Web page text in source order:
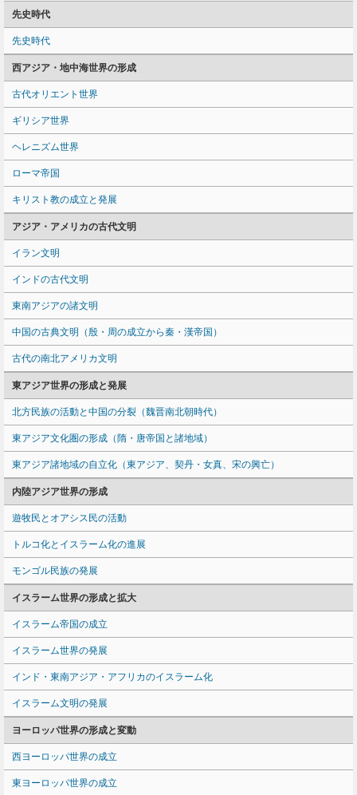
先史時代
先史時代
西アジア・地中海世界の形成
古代オリエント世界
ギリシア世界
ヘレニズム世界
ローマ帝国
キリスト教の成立と発展
アジア・アメリカの古代文明
イラン文明
インドの古代文明
東南アジアの諸文明
中国の古典文明（殷・周の成立から秦・漢帝国）
古代の南北アメリカ文明
東アジア世界の形成と発展
北方民族の活動と中国の分裂（魏晋南北朝時代）
東アジア文化圏の形成（隋・唐帝国と諸地域）
東アジア諸地域の自立化（東アジア、契丹・女真、宋の興亡）
内陸アジア世界の形成
遊牧民とオアシス民の活動
トルコ化とイスラーム化の進展
モンゴル民族の発展
イスラーム世界の形成と拡大
イスラーム帝国の成立
イスラーム世界の発展
インド・東南アジア・アフリカのイスラーム化
イスラーム文明の発展
ヨーロッパ世界の形成と変動
西ヨーロッパ世界の成立
東ヨーロッパ世界の成立